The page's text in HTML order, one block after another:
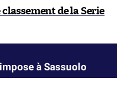
de la Serie
à Sassuolo